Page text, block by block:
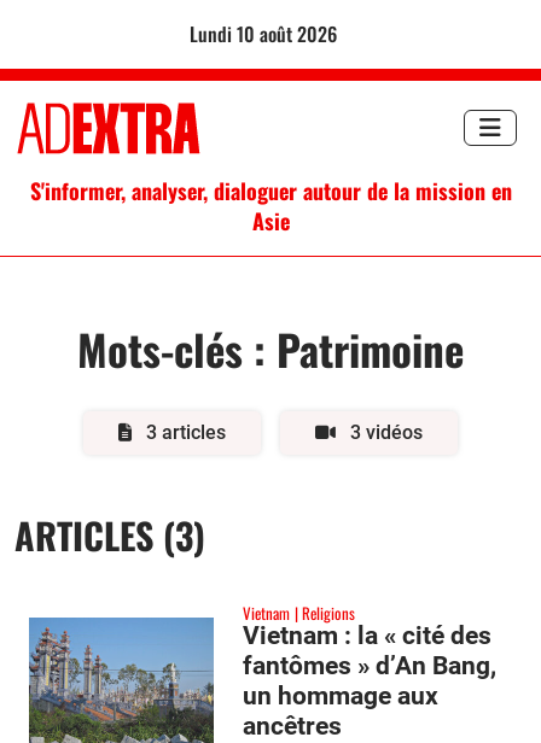
lundi 10 août 2026
S'informer, analyser, dialoguer autour de la mission en
Asie
Mots-clés : Patrimoine
3 articles 3 vidéos
ARTICLES (3)
Vietnam Religions
Vietnam : la « cité des
fantômes » d’An Bang,
un hommage aux
ancêtres